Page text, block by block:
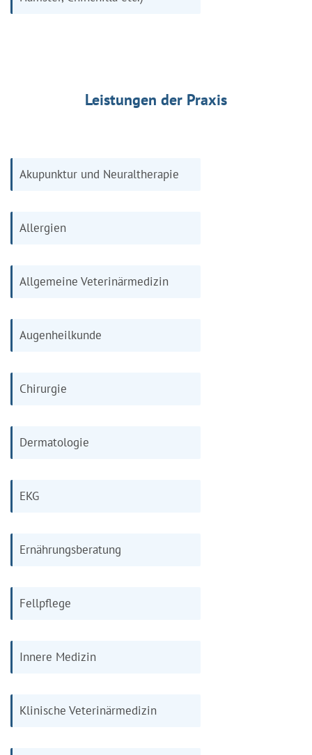
Leistungen der Praxis
Akupunktur und Neuraltherapie
Allergien
Allgemeine Veterinärmedizin
Augenheilkunde
Chirurgie
Dermatologie
EKG
Ernährungsberatung
Fellpflege
Innere Medizin
Klinische Veterinärmedizin